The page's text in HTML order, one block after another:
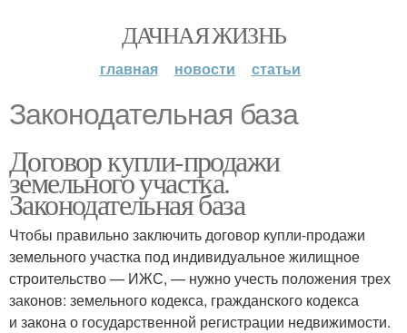
ДАЧНАЯ ЖИЗНЬ
главная новости статьи
Законодательная база
Договор купли-продажи
земельного участка.
Законодательная база
Чтобы правильно заключить договор купли-продажи
земельного участка под индивидуальное жилищное
строительство — ИЖС, — нужно учесть положения трех
законов: земельного кодекса, гражданского кодекса
и закона о государственной регистрации недвижимости.